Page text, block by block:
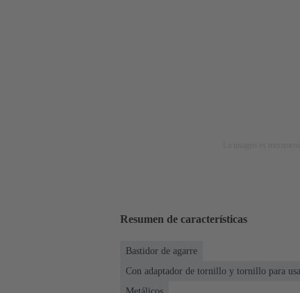
Resumen de características
Bastidor de agarre
Con adaptador de tornillo y tornillo para